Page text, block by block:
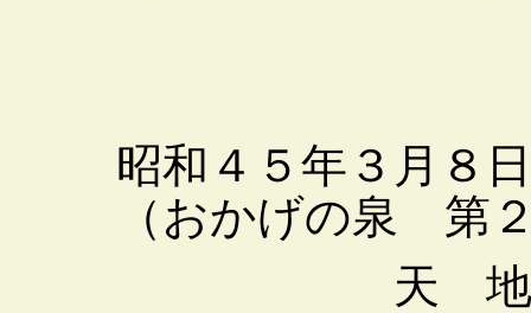
昭和４５年３月８
（おかげの泉 第
天 地